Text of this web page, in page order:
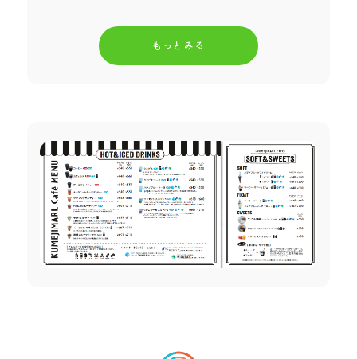
もっとみる